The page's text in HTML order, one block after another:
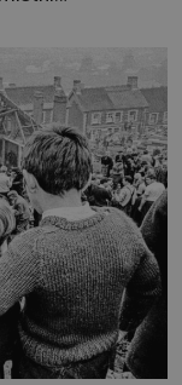
Herman
[…]